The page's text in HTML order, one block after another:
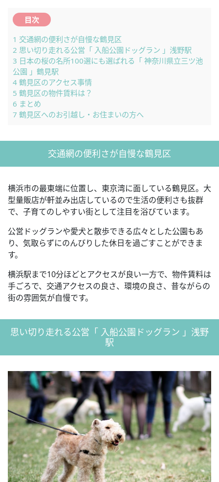
目次
1 交通網の便利さが自慢な鶴見区
2 思い切り走れる公営「 入船公園ドッグラン 」浅野駅
3 日本の桜の名所100選にも選ばれる「 神奈川県立三ツ池
公園 」鶴見駅
4 鶴見区のアクセス事情
5 鶴見区の物件賃料は？
6 まとめ
7 鶴見区へのお引越し・お住まいの方へ
交通網の便利さが自慢な鶴見区
横浜市の最東端に位置し、東京湾に面している鶴見区。大
型量販店が軒並み出店しているので生活の便利さも抜群
で、子育てのしやすい街として注目を浴びています。
公営ドッグランや愛犬と散歩できる広々とした公園もあ
り、気取らずにのんびりした休日を過ごすことができま
す。
横浜駅まで10分ほどとアクセスが良い一方で、物件賃料は
手ごろで、交通アクセスの良さ、環境の良さ、昔ながらの
街の雰囲気が自慢です。
思い切り走れる公営「 入船公園ドッグラン 」浅野
駅